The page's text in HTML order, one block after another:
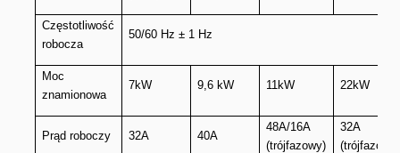
Częstotliwość
robocza
50/60 Hz ± 1 Hz
Moc
znamionowa
7kW 9,6 kW 11kW 22kW
Prąd roboczy 32A 40A
48A/16A
(trójfazowy)
32A
(trójfazowy)